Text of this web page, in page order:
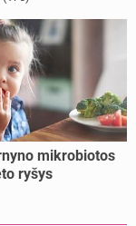
mikrobiotos
ryšys